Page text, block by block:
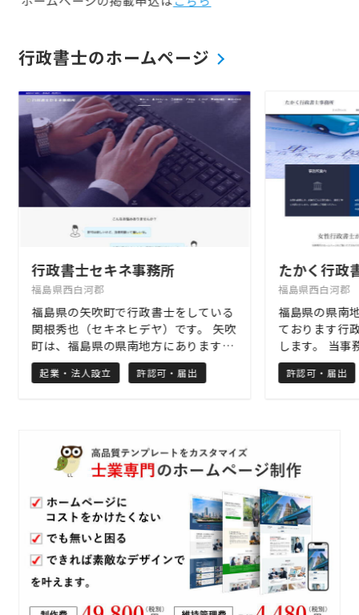
な地域づくりを目指して前進している地域です。
まほろばプロは、福島県に事務所をおく士業（弁
士、税理士、社会保険労務士、中小企業診断士、
不動産鑑定士、土地家屋調査士、海事代理士）の
事務所から提供されたプロフィール情報を比較
し、興味を持った事務所のホームページを閲覧す
ることができるポータルサイトです。
行政書士のホームページ
行政書士セキネ事務所
福島県西白河郡
福島県の矢吹町で行政書士をしている
関根秀也（セキネヒデヤ）です。 矢吹
町は、福島県の県南地方にあります。
当事務所は、農地転用許可をメイン業
務としており、福島県の中通り地方
す。 上記の農地転用以外にも、建設業
許可・古物商・会社設立（定款作
成）・車庫証明など、様々な許認可関
係についても対応しておりますので、
まずはお気軽にご相談ください。 ご依
頼者様のお悩みに少しでも貢献できる
よう、心を込めて対応させていただき
ます。
起業・法人設立 許認可・届出
たかく行政
福島県西白河郡
福島県の県南
ております行
します。 当事
廃棄物処理業
る許認可申請
祝日休まず営
日は仕事で相
も、安心して
整えておりま
おりますので
ください。
許認可・届出